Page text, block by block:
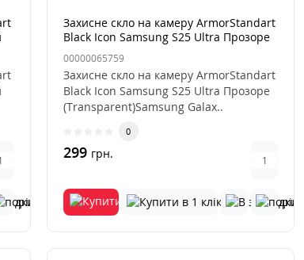
Захисне скло на камеру ArmorStandart
Black Icon Samsung S25 Ultra Прозоре
00000065759
Захисне скло на камеру ArmorStandart
Black Icon Samsung S25 Ultra Прозоре
(Transparent)Samsung Galax..
0
299 грн.